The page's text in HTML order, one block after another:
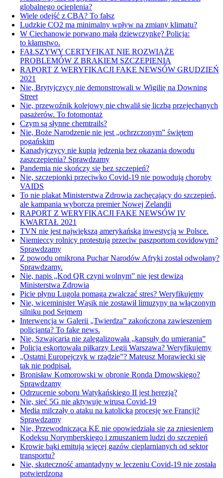
globalnego ocieplenia?
Wiele odejść z CBA? To fałsz
Ludzkie CO2 ma minimalny wpływ na zmiany klimatu?
W Ciechanowie porwano małą dziewczynkę? Policja:
to kłamstwo.
FAŁSZYWY CERTYFIKAT NIE ROZWIĄŻE
PROBLEMÓW Z BRAKIEM SZCZEPIENIA
RAPORT Z WERYFIKACJI FAKE NEWSÓW GRUDZIEŃ
2021
Nie, Brytyjczycy nie demonstrowali w Wigilię na Downing
Street
Nie, przewoźnik kolejowy nie chwalił się liczbą przejechanych
pasażerów. To fotomontaż
Czym są słynne chemtrails?
Nie, Boże Narodzenie nie jest „ochrzczonym” świętem
pogańskim
Kanadyjczycy nie kupią jedzenia bez okazania dowodu
zaszczepienia? Sprawdzamy
Pandemia nie skończy się bez szczepień?
Nie, szczepionki przeciwko Covid-19 nie powodują choroby
VAIDS
To nie plakat Ministerstwa Zdrowia zachęcający do szczepień,
ale kampania wyborcza premier Nowej Zelandii
RAPORT Z WERYFIKACJI FAKE NEWSÓW IV
KWARTAŁ 2021
TVN nie jest największą amerykańską inwestycją w Polsce.
Niemieccy rolnicy protestują przeciw paszportom covidowym?
Sprawdzamy
Z powodu omikrona Puchar Narodów Afryki został odwołany?
Sprawdzamy.
Nie, napis „Kod QR czyni wolnym” nie jest dewizą
Ministerstwa Zdrowia
Picie płynu Lugola pomaga zwalczać stres? Weryfikujemy
Nie, wiceminister Wąsik nie zostawił limuzyny na włączonym
silniku pod Sejmem
Interwencja w Galerii „Twierdza” zakończona zawieszeniem
policjanta? To fake news.
Nie, Szwajcaria nie zalegalizowała „kapsuły do umierania”
Policja eskortowała piłkarzy Legii Warszawa? Weryfikujemy
„Ostatni Europejczyk w rządzie”? Mateusz Morawiecki się
tak nie podpisał.
Bronisław Komorowski w obronie Ronda Dmowskiego?
Sprawdzamy
Odrzucenie soboru Watykańskiego II jest herezją?
Nie, sieć 5G nie aktywuje wirusa Covid-19
Media milczały o ataku na katolicką procesję we Francji?
Sprawdzamy
Nie, Przewodnicząca KE nie opowiedziała się za zniesieniem
Kodeksu Norymberskiego i zmuszaniem ludzi do szczepień
Krowie bąki emitują więcej gazów cieplarnianych od sektor
transportu?
Nie, skuteczność amantadyny w leczeniu Covid-19 nie została
potwierdzona